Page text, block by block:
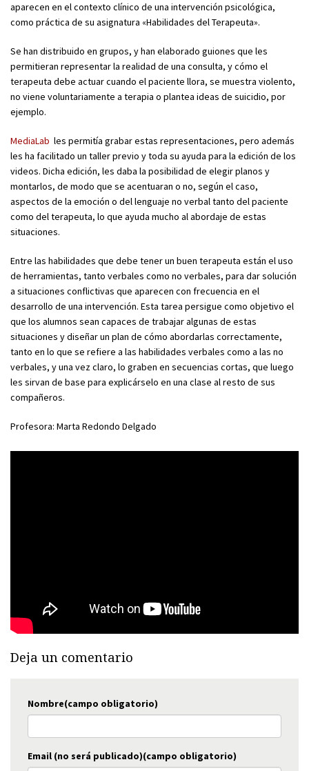
aparecen en el contexto clínico de una intervención psicológica,
como práctica de su asignatura «Habilidades del Terapeuta».
Se han distribuido en grupos, y han elaborado guiones que les
permitieran representar la realidad de una consulta, y cómo el
terapeuta debe actuar cuando el paciente llora, se muestra violento,
no viene voluntariamente a terapia o plantea ideas de suicidio, por
ejemplo.
MediaLab les permitía grabar estas representaciones, pero además
les ha facilitado un taller previo y toda su ayuda para la edición de los
videos. Dicha edición, les daba la posibilidad de elegir planos y
montarlos, de modo que se acentuaran o no, según el caso,
aspectos de la emoción o del lenguaje no verbal tanto del paciente
como del terapeuta, lo que ayuda mucho al abordaje de estas
situaciones.
Entre las habilidades que debe tener un buen terapeuta están el uso
de herramientas, tanto verbales como no verbales, para dar solución
a situaciones conflictivas que aparecen con frecuencia en el
desarrollo de una intervención. Esta tarea persigue como objetivo el
que los alumnos sean capaces de trabajar algunas de estas
situaciones y diseñar un plan de cómo abordarlas correctamente,
tanto en lo que se refiere a las habilidades verbales como a las no
verbales, y una vez claro, lo graben en secuencias cortas, que luego
les sirvan de base para explicárselo en una clase al resto de sus
compañeros.
Profesora: Marta Redondo Delgado
Deja un comentario
Nombre(campo obligatorio)
Email (no será publicado)(campo obligatorio)